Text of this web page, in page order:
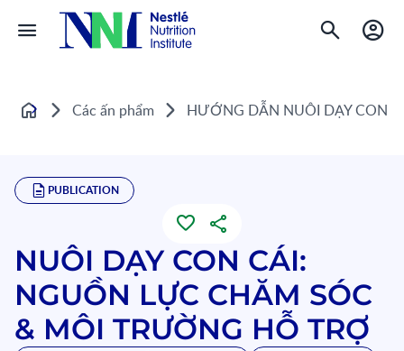
Home Các ấn phẩm HƯỚNG DẪN NUÔI DẠY CON
PUBLICATION
NUÔI DẠY CON CÁI:
NGUỒN LỰC CHĂM SÓC
& MÔI TRƯỜNG HỖ TRỢ